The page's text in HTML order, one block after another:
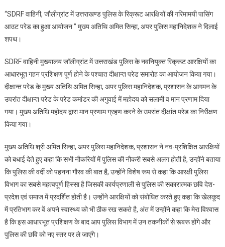
की
संकटमोचन
के
आरक्षियों
की
दीक्षांत
परेड
“SDRF वाहिनी, जौलीग्रांट में उत्तराखण्ड पुलिस के रिक्रूट आरक्षियों की गरिमामयी पासिंग
आउट परेड का हुआ आयोजन ” मुख्य अतिथि अमित सिन्हा, अपर पुलिस महानिदेशक ने दिलाई
शपथ।
SDRF वाहिनी मुख्यालय जॉलीग्रांट में उत्तराखंड पुलिस के नवनियुक्त रिक्रूट आरक्षियों का
आधारभूत गहन प्रशिक्षण पूर्ण होने के पश्चात दीक्षान्त परेड समारोह का आयोजन किया गया।
दीक्षान्त परेड के मुख्य अतिथि अमित सिन्हा, अपर पुलिस महानिदेशक, प्रशासन के आगमन के
उपरांत दीक्षान्त परेड के परेड कमांडर की अगुवाई में महोदय को सलामी व मान प्रणाम दिया
गया। मुख्य अतिथि महोदय द्वारा मान प्रणाम ग्रहण करने के उपरांत दीक्षांत परेड का निरीक्षण
किया गया।
मुख्य अतिथि श्री अमित सिन्हा, अपर पुलिस महानिदेशक, प्रशासन ने नव-प्रशिक्षित आरक्षियों
को बधाई देते हुए कहा कि सभी नौकरियों में पुलिस की नौकरी सबसे अलग होती है, उन्होंने बताया
कि पुलिस की वर्दी को पहनना गौरव की बात है, उन्होंने विशेष रूप से कहा कि आरक्षी पुलिस
विभाग का सबसे महत्वपूर्ण हिस्सा है जिसकी कार्यप्रणाली से पुलिस की सकारात्मक छवि देश-
प्रदेश एवं समाज में प्रदर्शित होती है। उन्होंने आरक्षियों को संबोधित करते हुए कहा कि खेलकूद
में प्रतिभाग कर वें अपने स्वास्थ्य को भी ठीक रख सकते है, अंत में उन्होंने कहा कि मेरा विश्वास
है कि इस आधारभूत प्रशिक्षण के बाद आप पुलिस विभाग में उन तकनीकों से रूबरू होंगे और
पुलिस की छवि को नए स्तर पर ले जाएंगे।